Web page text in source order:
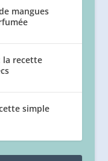
mangues
la recette
simple